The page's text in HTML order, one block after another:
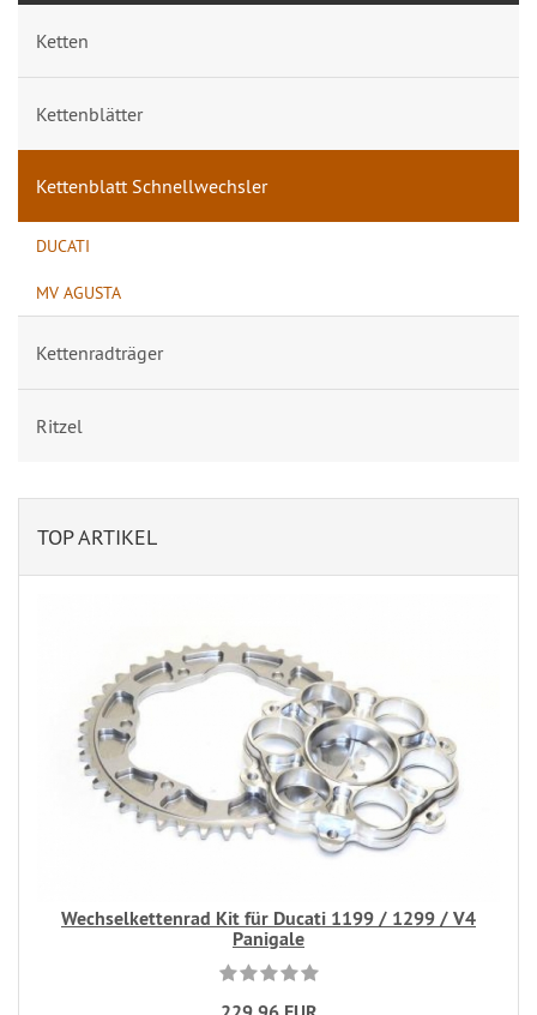
Ketten
Kettenblätter
Kettenblatt Schnellwechsler
DUCATI
MV AGUSTA
Kettenradträger
Ritzel
TOP ARTIKEL
Wechselkettenrad Kit für Ducati 1199 / 1299 / V4
Panigale